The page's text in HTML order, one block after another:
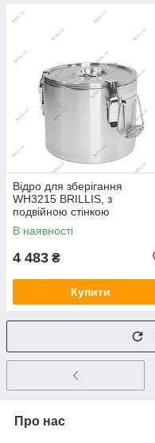
Відро для зберігання
WH3215 BRILLIS, з
подвійною стінкою
d300хh270мм, 10 л,
Арт.72380
В наявності
4 483 ₴
Купити
Про нас